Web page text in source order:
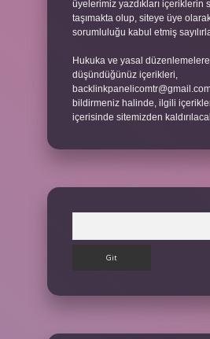
üyelerimiz yazdıkları içeriklerin
taşımakta olup, siteye üye
sorumluluğu kabul etmiş
Hukuka ve yasal düzenlemelere
düşündüğünüz içerikleri,
bildirmeniz halinde, ilgili
içerisinde sitemizden